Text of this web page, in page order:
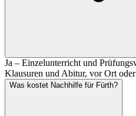
Ja – Einzelunterricht und
Klausuren und Abitur, vor Ort
Was kostet Nachhilfe für Fürth?